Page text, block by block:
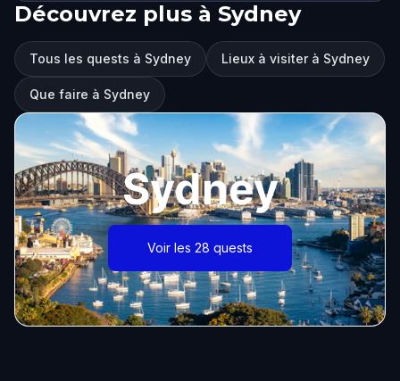
Découvrez plus à Sydney
Tous les quests à Sydney Lieux à visiter à Sydney
Que faire à Sydney
Sydney
Voir les 28 quests